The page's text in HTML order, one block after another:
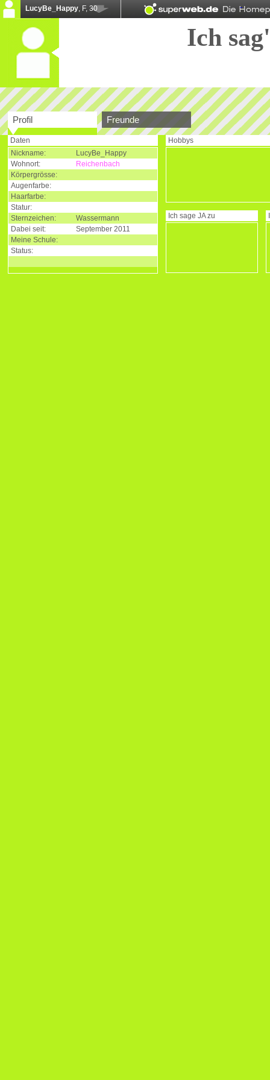
LucyBe_Happy, F, 30
Ich
Profil Freunde
Daten
Nickname:
LucyBe_Happy
Wohnort:
Reichenbach
Körpergrösse:
Augenfarbe:
Haarfarbe:
Statur:
Sternzeichen:
Wassermann
Dabei seit:
September 2011
Meine Schule:
Status:
Hobbys
Ich sage JAzu